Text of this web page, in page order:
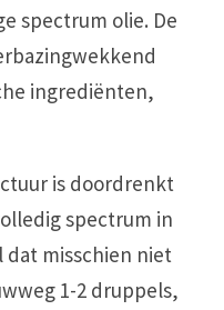
spectrum olie. De
ingrediënten,
is doordrenkt
spectrum in
dat misschien niet
1-2 druppels,